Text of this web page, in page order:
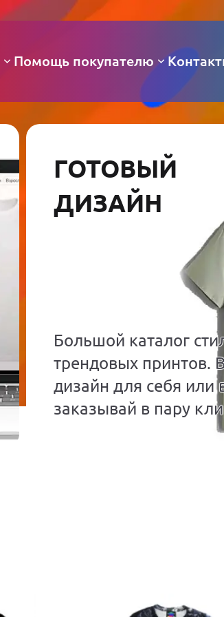
Помощь покупателю
ГОТОВЫЙ
ДИЗАЙН
Большой каталог
трендовых принтов.
дизайн для себя или
заказывай в пару